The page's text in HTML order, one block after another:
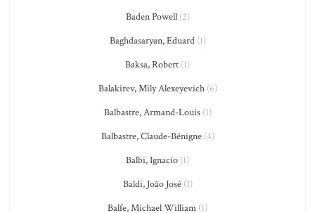
Baden Powell(2)
Baghdasaryan, Eduard(1)
Baksa, Robert (1)
Balakirev, Mily Alexeyevich(6)
Balbastre, Armand-Louis(1)
Balbastre, Claude-Bénigne(4)
Balbi, Ignacio (1)
Baldi, João José(1)
Balfe, Michael William (1)